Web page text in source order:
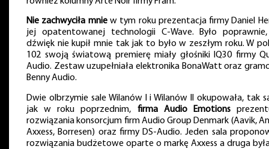
Nie zachwyciła mniew tym roku prezentacja firmy Daniel
jej opatentowanej technologii C-Wave. Było
dźwięk nie kupił mnie tak jak to było w zeszłym roku. W
102 swoją światową premierę miały głośniki IQ30 firmy
Audio. Zestaw uzupełniała elektronika BonaWatt oraz
Benny Audio.
Dwie olbrzymie sale Wilanów I i Wilanów II okupowała, tak
jak w roku poprzednim, firma Audio Emotions
rozwiązania konsorcjum firm Audio Group Denmark (Aavik,
Axxess, Borresen) oraz firmy DS-Audio. Jeden sala
rozwiązania budżetowe oparte o markę Axxess a druga